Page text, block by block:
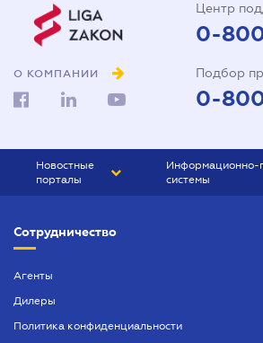
О КОМПАНИИ
Центр
0-
Подбор
0-
Новостные
порталы
БИЗНЕС
Информационно-
системы
БУХГАЛТЕР
ЮРИСТ ПРОФ
Сотрудничество
Агенты
Дилеры
Политика конфиденциальности